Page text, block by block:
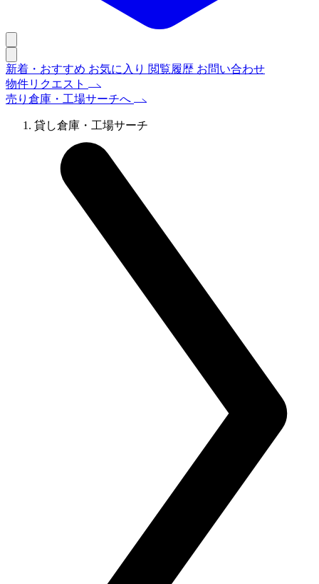
新着・おすすめ お気に入り 閲覧履歴 お問い合わせ
物件リクエスト
売り倉庫・工場サーチへ
貸し倉庫・工場サーチ